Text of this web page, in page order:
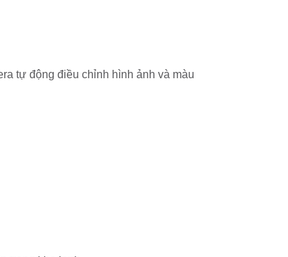
tự động điều chỉnh hình ảnh và màu